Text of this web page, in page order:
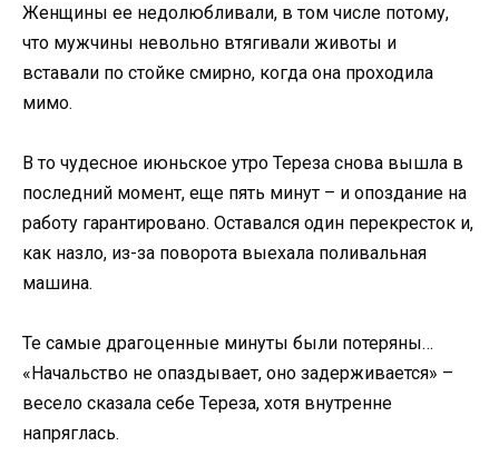
Женщины ее недолюбливали, в том числе потому,
что мужчины невольно втягивали животы и
вставали по стойке смирно, когда она проходила
мимо.
В то чудесное июньское утро Тереза снова вышла в
последний момент, еще пять минут – и опоздание на
работу гарантировано. Оставался один перекресток и,
как назло, из-за поворота выехала поливальная
машина.
Те самые драгоценные минуты были потеряны…
«Начальство не опаздывает, оно задерживается» –
весело сказала себе Тереза, хотя внутренне
напряглась.